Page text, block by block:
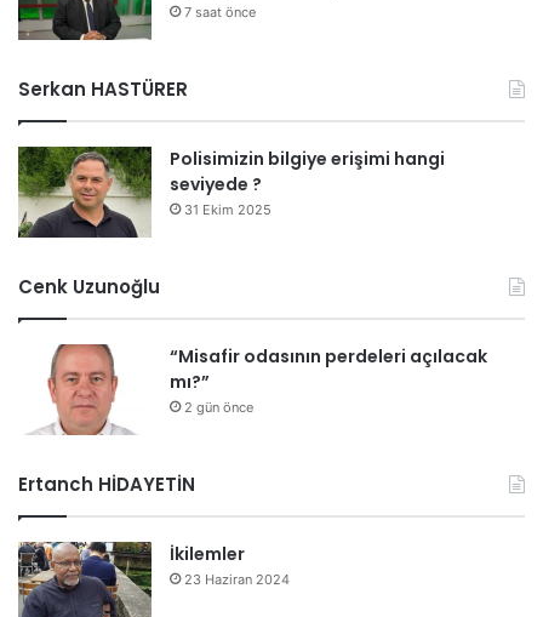
7 saat önce
Serkan HASTÜRER
Polisimizin bilgiye erişimi hangi
seviyede ?
31 Ekim 2025
Cenk Uzunoğlu
“Misafir odasının perdeleri açılacak
mı?”
2 gün önce
Ertanch HİDAYETİN
İkilemler
23 Haziran 2024